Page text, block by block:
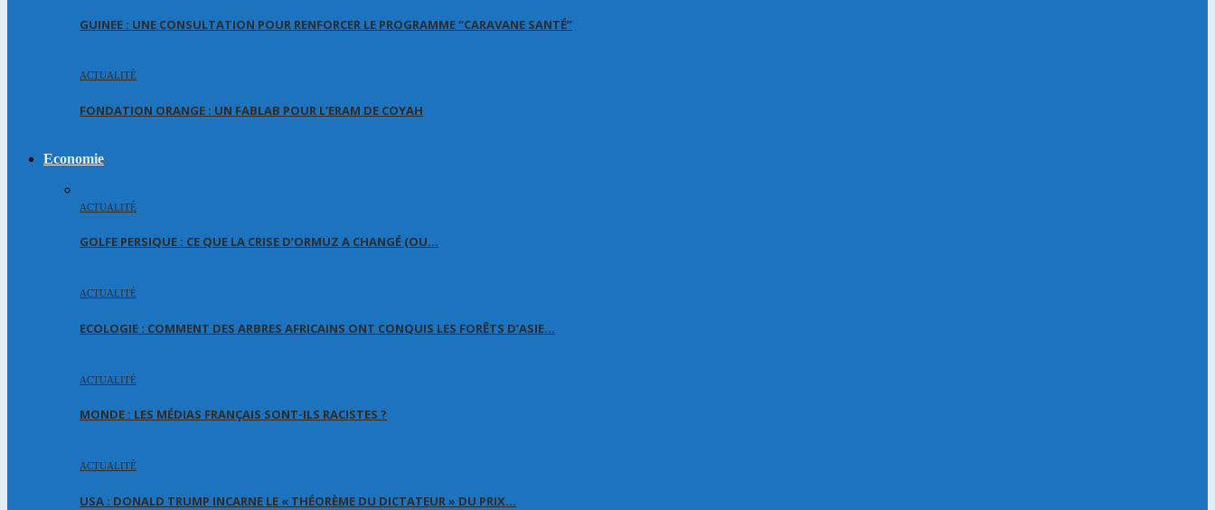
GUINEE : UNE CONSULTATION POUR RENFORCER LE PROGRAMME “CARAVANE SANTÉ”
ACTUALITÉ
FONDATION ORANGE : UN FABLAB POUR L’ERAM DE COYAH
Economie
ACTUALITÉ
GOLFE PERSIQUE : CE QUE LA CRISE D’ORMUZ A CHANGÉ (OU…
ACTUALITÉ
ECOLOGIE : COMMENT DES ARBRES AFRICAINS ONT CONQUIS LES FORÊTS D’ASIE…
ACTUALITÉ
MONDE : LES MÉDIAS FRANÇAIS SONT-ILS RACISTES ?
ACTUALITÉ
USA : DONALD TRUMP INCARNE LE « THÉORÈME DU DICTATEUR » DU PRIX…